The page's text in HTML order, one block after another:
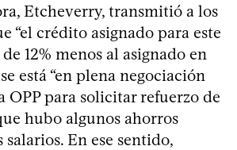
Etcheverry, transmitió a los
“el crédito asignado para este
12% menos al asignado en
está “en plena negociación
OPP para solicitar refuerzo de
hubo algunos ahorros
salarios. En ese sentido,